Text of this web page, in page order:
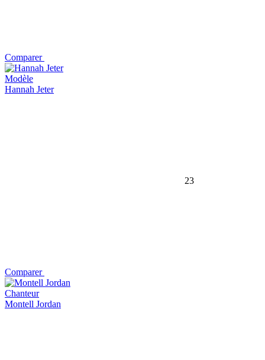
Comparer
Modèle
Hannah Jeter
23
Comparer
Chanteur
Montell Jordan